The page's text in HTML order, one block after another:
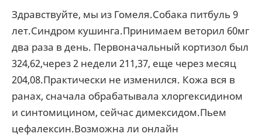
Здравствуйте, мы из Гомеля.Собака питбуль 9
лет.Синдром кушинга.Принимаем веторил 60мг
два раза в день. Первоначальный кортизол был
324,62,через 2 недели 211,37, еще через месяц
204,08.Практически не изменился. Кожа вся в
ранах, сначала обрабатывала хлоргексидином
и синтомицином, сейчас димексидом.Пьем
цефалексин.Возможна ли онлайн